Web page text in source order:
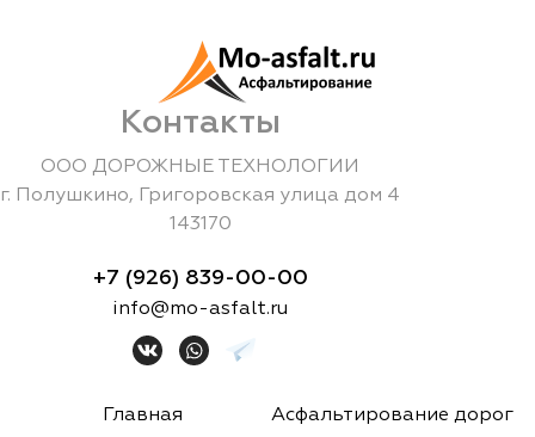
Контакты
ООО ДОРОЖНЫЕ ТЕХНОЛОГИИ
г. Полушкино, Григоровская улица дом 4
143170
+7 (926) 839-00-00
info@mo-asfalt.ru
Главная Асфальтирование дорог